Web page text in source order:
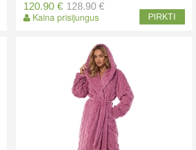
120.90 €
Kaina prisijungus
128.90 €
PIRKTI